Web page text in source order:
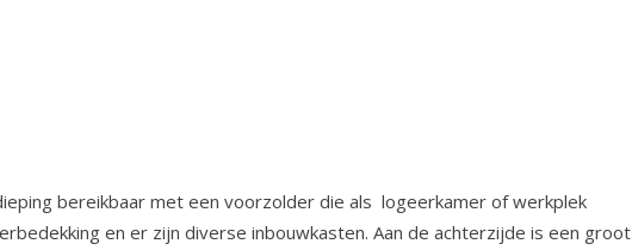
bereikbaar met een voorzolder die als logeerkamer of werkplek
en er zijn diverse inbouwkasten. Aan de achterzijde is een groot